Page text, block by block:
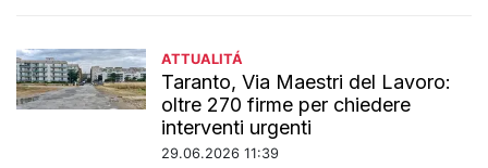
ATTUALITÁ
Taranto, Via Maestri del Lavoro:
oltre 270 firme per chiedere
interventi urgenti
29.06.2026 11:39